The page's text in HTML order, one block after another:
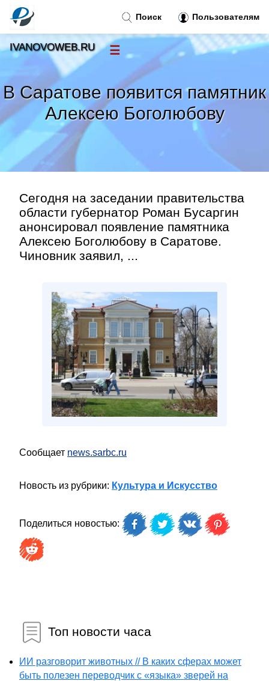
В Саратове появится памятник
Алексею Боголюбову
Сегодня на заседании правительства
области губернатор Роман Бусаргин
анонсировал появление памятника
Алексею Боголюбову в Саратове.
Чиновник заявил, ...
Сообщает news.sarbc.ru
Новость из рубрики: Культура и Искусство
Поделиться новостью:
Топ новости часа
ИИ разговорит животных // В каких сферах может
быть полезен переводчик с «языка» зверей на
Поиск Пользователям
IVANOVOWEB.RU ☰
Новости
Тренды новостей»
Рубрики»
Правила»
Контакт»